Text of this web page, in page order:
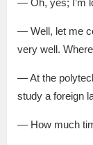
— Oh, yes; I’m
— Well, let me
very well.
— At the
study a foreign
— How much